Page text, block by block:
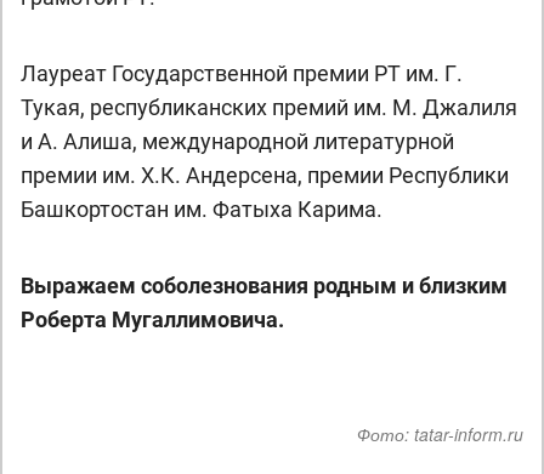
Лауреат Государственной премии РТ им. Г.
Тукая, республиканских премий им. М. Джалиля
и А. Алиша, международной литературной
премии им. Х.К. Андерсена, премии Республики
Башкортостан им. Фатыха Карима.
Выражаем соболезнования родным и близким
Роберта Мугаллимовича.
Фото: tatar-inform.ru